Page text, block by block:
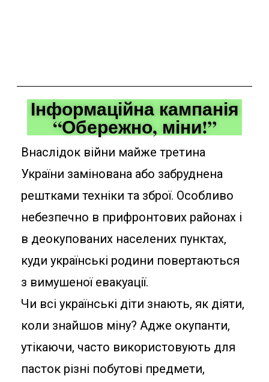
Інформаційна кампанія
“Обережно, міни!”
Внаслідок війни майже третина
України замінована або забруднена
рештками техніки та зброї. Особливо
небезпечно в прифронтових районах і
в деокупованих населених пунктах,
куди українські родини повертаються
з вимушеної евакуації.
Чи всі українські діти знають, як діяти,
коли знайшов міну? Адже окупанти,
утікаючи, часто використовують для
пасток різні побутові предмети,